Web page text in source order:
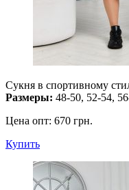
Сукня в спортивному
Размеры: 48-50, 52-54,
Цена опт: 670 грн.
Купить